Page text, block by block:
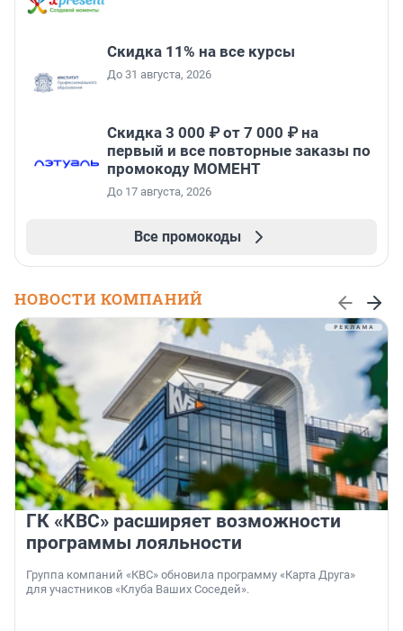
Скидка 11% на все курсы
До 31 августа, 2026
Скидка 3 000 ₽ от 7 000 ₽ на
первый и все повторные заказы по
промокоду МОМЕНТ
До 17 августа, 2026
Все промокоды
НОВОСТИ КОМПАНИЙ
ГК «КВС» расширяет возможности
программы лояльности
Группа компаний «КВС» обновила программу «Карта Друга»
для участников «Клуба Ваших Соседей».